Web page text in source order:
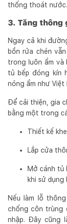
thống thoát nước.
3. Tăng thông
Ngay cả khi
bồn rửa chén
trong luôn ẩm và
tủ bếp đóng kín
nóng ẩm như Việt
Để cải thiện, gia
bằng một trong
Thiết kế
Lắp cửa
Mở cánh tủ
khi sử
Nếu làm lỗ
chống côn trùng
nhập. Đây cũng